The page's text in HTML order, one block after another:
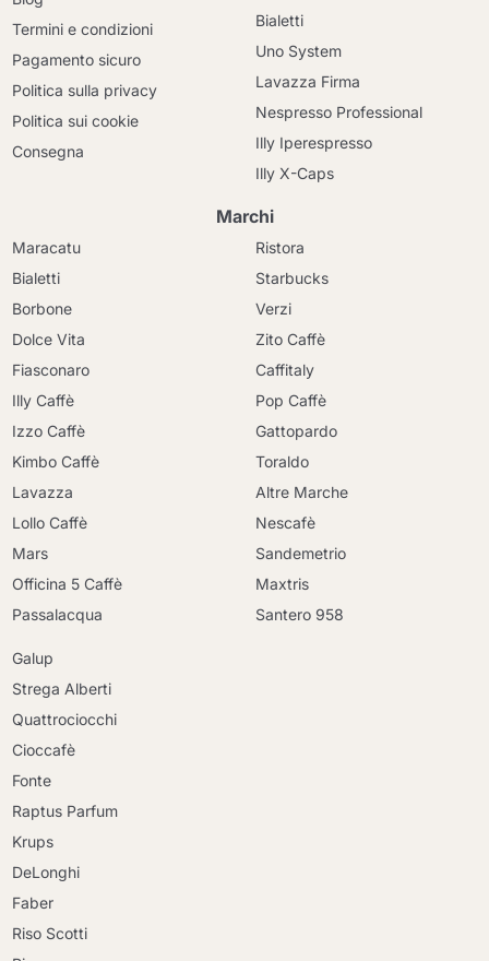
Termini e condizioni
Pagamento sicuro
Politica sulla privacy
Politica sui cookie
Consegna
Bialetti
Uno System
Lavazza Firma
Nespresso Professional
Illy Iperespresso
Illy X-Caps
Marchi
Maracatu
Bialetti
Borbone
Dolce Vita
Fiasconaro
Illy Caffè
Izzo Caffè
Kimbo Caffè
Lavazza
Lollo Caffè
Mars
Officina 5 Caffè
Passalacqua
Ristora
Starbucks
Verzi
Zito Caffè
Caffitaly
Pop Caffè
Gattopardo
Toraldo
Altre Marche
Nescafè
Sandemetrio
Maxtris
Santero 958
Galup
Strega Alberti
Quattrociocchi
Cioccafè
Fonte
Raptus Parfum
Krups
DeLonghi
Faber
Riso Scotti